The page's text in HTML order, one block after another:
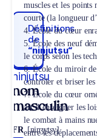
Définitions
de
“ninjutsu“
ninjutsu
nom
masculin
FR [ninʒytsy]
muscles et les points
courte (la longueur
4. École du cœur
5. École des neuf
le corps selon les
6. École du miroir
contrôler et briser les
7. École du cœur
art d’enseigner les
le combat à mains
entre les